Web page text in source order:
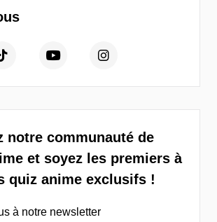
notre communauté de
et soyez les premiers à
quiz anime exclusifs !
à notre newsletter